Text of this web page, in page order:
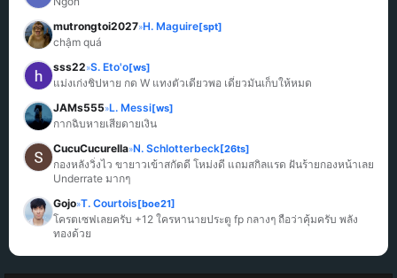
mutrongtoi2027»H. Maguire[spt]
chậm quá
sss22»S. Eto'o[ws]
แม่งเก่งชิปหาย กด W แทงตัวเดียวพอ เดี๋ยวมันเก็บให้หมด
JAMs555»L. Messi[ws]
กากฉิบหายเสียดายเงิน
CucuCucurella»N. Schlotterbeck[26ts]
กองหลังวิ่งไว ขายาวเข้าสกัดดี โหม่งดี แถมสกิลแรด ฝันร้ายกองหน้าเลย
Underrate มากๆ
Gojo»T. Courtois[boe21]
โครตเซฟเลยครับ +12 ใครหานายประตู fp กลางๆ ถือว่าคุ้มครับ พลัง
ทองด้วย